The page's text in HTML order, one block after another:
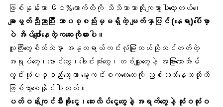
ဖြစ်နှုန်းဟာ ၆၀%လောက်ထိကို သိသိသာသာထိုးကျသွားပါတော့တယ်။ေ
ချာမွတ်ညီညာပြီး ဘာပစ္စည်းမှမရှိတဲ့ မျက်နှာပြင် (နေရာ)ပေါ်မှာ
ပဲ အိပ်ပျော်နေတဲ့ကလေးကိုထားပါ။
လူကြီးတွေစိတ်ထဲမှာ အန္တရာယ်ကင်းလုံခြုံတယ်လို့ထင်တတ်တဲ့
အရုပ်တွေ၊စောင်တွေ၊ခေါင်းအုံးတွေ၊တစ်သျှူးတွေနဲ့ အခြားသောအိမ်
တွင်းသုံးပစ္စည်းတွေဟာ မွေးကင်းစကလေးတေကို ညှစ်သတ်နေသလိုထိ
ဖြစ်သွားစေနိုင်ပါတယ်။
ပတ်ဝန်းကျင်မီးခိုးငွေ့၊ဆေးလိပ်ငွေ့တွေနဲ့ အရက်တွေနဲ့ လုံးဝလုံးဝ